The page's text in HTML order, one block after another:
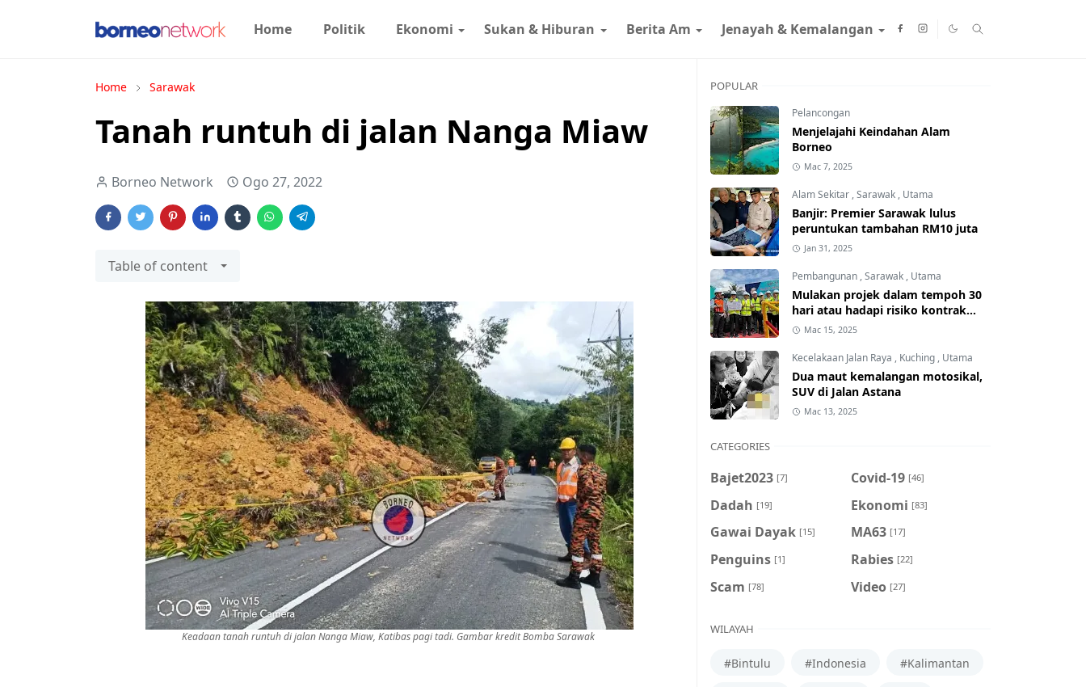
Home Politik Ekonomi Sukan & Hiburan Berita Am Jenayah & Kemalangan
Home Sarawak
Tanah runtuh di jalan Nanga Miaw
Borneo Network Ogo 27, 2022
Table of content
Keadaan tanah runtuh di jalan Nanga Miaw, Katibas pagi tadi. Gambar kredit Bomba Sarawak
POPULAR
Pelancongan
Menjelajahi Keindahan Alam
Borneo
Mac 7, 2025
Alam Sekitar ,Sarawak , Utama
Banjir: Premier Sarawak lulus
peruntukan tambahan RM10 juta
Jan 31, 2025
Pembangunan ,Sarawak , Utama
Mulakan projek dalam tempoh 30
hari atau hadapi risiko kontrak
ditamatkan
Mac 15, 2025
Kecelakaan Jalan Raya , Kuching , Utama
Dua maut kemalangan motosikal,
SUV di Jalan Astana
Mac 13, 2025
CATEGORIES
Bajet2023 [7] Covid-19 [46]
Dadah [19] Ekonomi [83]
Gawai Dayak [15] MA63 [17]
Penguins [1] Rabies [22]
Scam [78] Video [27]
WILAYAH
#Bintulu #Indonesia #Kalimantan